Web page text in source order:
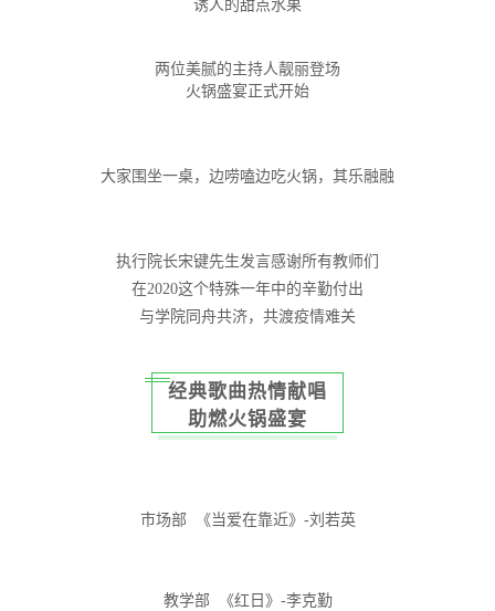
诱人的甜点水果
两位美腻的主持人靓丽登场
火锅盛宴正式开始
大家围坐一桌，边唠嗑边吃火锅，其乐融融
执行院长宋键先生发言感谢所有教师们
在2020这个特殊一年中的辛勤付出
与学院同舟共济，共渡疫情难关
经典歌曲热情献唱
助燃火锅盛宴
市场部 《当爱在靠近》-刘若英
教学部 《红日》-李克勤